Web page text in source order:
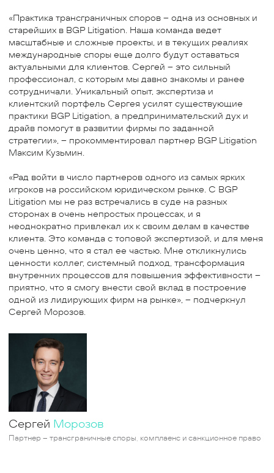
«Практика трансграничных споров – одна из основных и
старейших в BGP Litigation. Наша команда ведет
масштабные и сложные проекты, и в текущих реалиях
международные споры еще долго будут оставаться
актуальными для клиентов. Сергей – это сильный
профессионал, с которым мы давно знакомы и ранее
сотрудничали. Уникальный опыт, экспертиза и
клиентский портфель Сергея усилят существующие
практики BGP Litigation, а предпринимательский дух и
драйв помогут в развитии фирмы по заданной
стратегии», – прокомментировал партнер BGP Litigation
Максим Кузьмин.
«Рад войти в число партнеров одного из самых ярких
игроков на российском юридическом рынке. С BGP
Litigation мы не раз встречались в суде на разных
сторонах в очень непростых процессах, и я
неоднократно привлекал их к своим делам в качестве
клиента. Это команда с топовой экспертизой, и для меня
очень ценно, что я стал ее частью. Мне откликнулись
ценности коллег, системный подход, трансформация
внутренних процессов для повышения эффективности –
приятно, что я смогу внести свой вклад в построение
одной из лидирующих фирм на рынке», – подчеркнул
Сергей Морозов.
Сергей Морозов
Партнер – трансграничные споры, комплаенс и санкционное право